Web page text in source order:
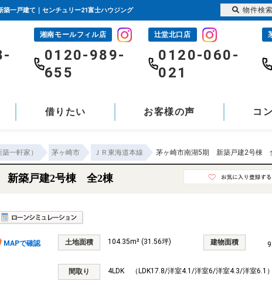
一戸建て｜センチュリー21富士ハウジング
湘南モールフィル店
0120-989-
655
辻堂北口店
0120-060-
021
借りたい お客様の声 コ
一軒家） 茅ヶ崎市 ＪＲ東海道本線 茅ヶ崎市南湖5期 新築戸建2号棟
新築戸建2号棟 全2棟
MAPで確認
土地面積 104.35m² (31.56坪) 建物面積
間取り 4LDK （LDK17.8/洋室4.1/洋室6/洋室4.3/洋室6.1
物件検